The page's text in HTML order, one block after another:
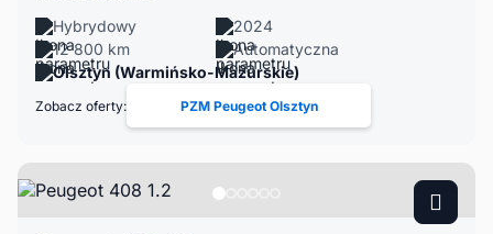
Hybrydowy
2024
12 800 km
Automatyczna
Olsztyn (Warmińsko-Mazurskie)
Zobacz oferty: PZM Peugeot Olsztyn